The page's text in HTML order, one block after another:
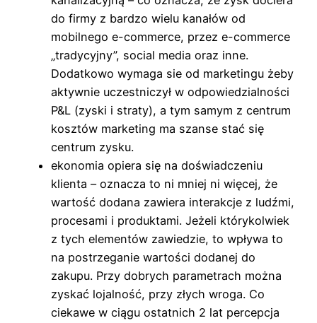
do firmy z bardzo wielu kanałów od
mobilnego e-commerce, przez e-commerce
„tradycyjny”, social media oraz inne.
Dodatkowo wymaga sie od marketingu żeby
aktywnie uczestniczył w odpowiedzialności
P&L (zyski i straty), a tym samym z centrum
kosztów marketing ma szanse stać się
centrum zysku.
ekonomia opiera się na doświadczeniu
klienta – oznacza to ni mniej ni więcej, że
wartość dodana zawiera interakcje z ludźmi,
procesami i produktami. Jeżeli którykolwiek
z tych elementów zawiedzie, to wpływa to
na postrzeganie wartości dodanej do
zakupu. Przy dobrych parametrach można
zyskać lojalność, przy złych wroga. Co
ciekawe w ciągu ostatnich 2 lat percepcja